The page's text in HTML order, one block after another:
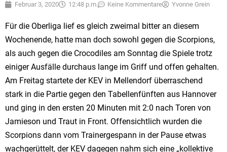
Februar 3, 2020 12:48 p.m. Keine Kommentare Yvonne Grein
Für die Oberliga lief es gleich zweimal bitter an diesem
Wochenende, hatte man doch sowohl gegen die Scorpions,
als auch gegen die Crocodiles am Sonntag die Spiele trotz
einiger Ausfälle durchaus lange im Griff und offen gehalten.
Am Freitag startete der KEV in Mellendorf überraschend
stark in die Partie gegen den Tabellenfünften aus Hannover
und ging in den ersten 20 Minuten mit 2:0 nach Toren von
Jamieson und Traut in Front. Offensichtlich wurden die
Scorpions dann vom Trainergespann in der Pause etwas
wachgerüttelt, der KEV dagegen nahm sich eine „kollektive